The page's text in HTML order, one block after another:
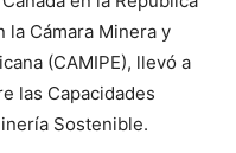
la Cámara Minera y
(CAMIPE), llevó a
las Capacidades
Sostenible.